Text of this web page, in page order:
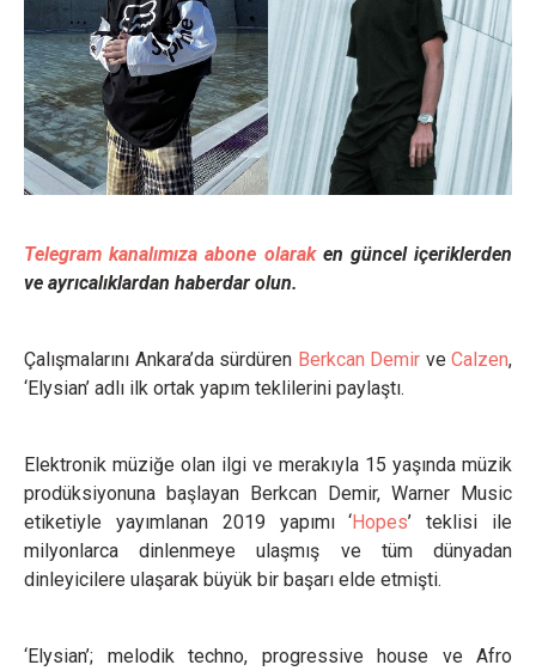
Telegram kanalımıza abone olaraken güncel içeriklerden
ve ayrıcalıklardan haberdar olun.
Çalışmalarını Ankara’da sürdüren Berkcan Demir ve Calzen,
‘Elysian’ adlı ilk ortak yapım teklilerini paylaştı.
Elektronik müziğe olan ilgi ve merakıyla 15 yaşında müzik
prodüksiyonuna başlayan Berkcan Demir, Warner Music
etiketiyle yayımlanan 2019 yapımı ‘Hopes’ teklisi ile
milyonlarca dinlenmeye ulaşmış ve tüm dünyadan
dinleyicilere ulaşarak büyük bir başarı elde etmişti.
‘Elysian’; melodik techno, progressive house ve Afro